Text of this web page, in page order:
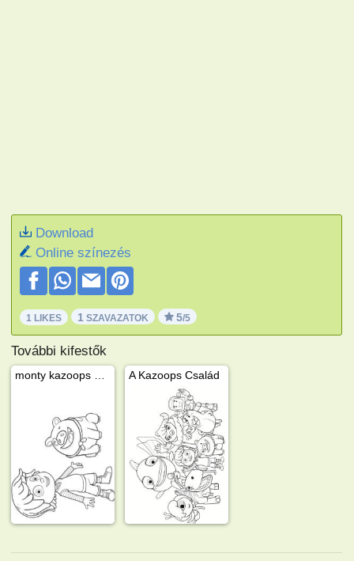
Download
Online színezés
1 LIKES 1 SZAVAZATOK 5/5
További kifestők
A Kazoops Család